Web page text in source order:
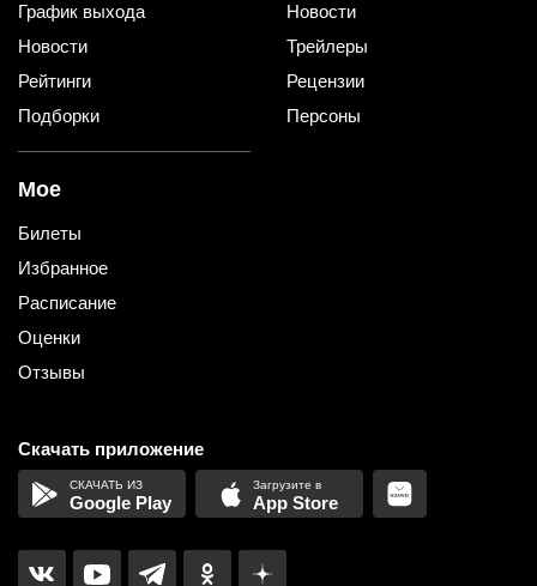
График выхода
Новости
Рейтинги
Подборки
Новости
Трейлеры
Рецензии
Персоны
Мое
Билеты
Избранное
Расписание
Оценки
Отзывы
Скачать приложение
Google Play App Store